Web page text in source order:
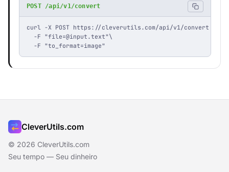
POST /api/v1/convert
curl -X POST https://cleverutils.com/api/v1/convert \
  -F "
file=@input.text"\
  -F "to_format=image"
CleverUtils.com
© 2026 CleverUtils.com
Seu tempo — Seu dinheiro